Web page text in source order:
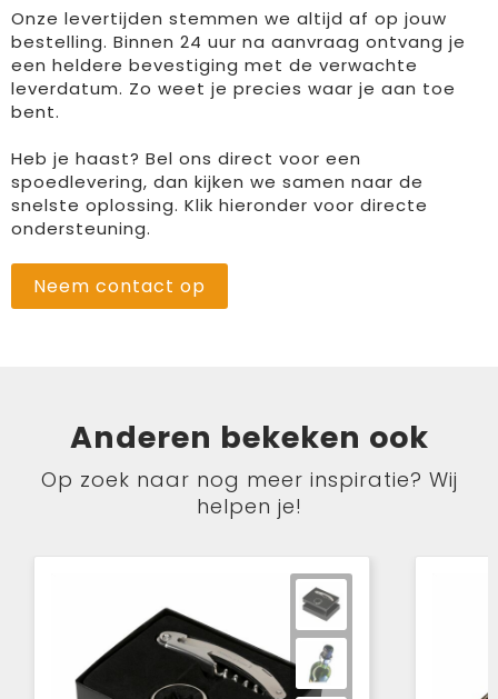
Onze levertijden stemmen we altijd af op jouw
bestelling. Binnen 24 uur na aanvraag ontvang je
een heldere bevestiging met de verwachte
leverdatum. Zo weet je precies waar je aan toe
bent.
Heb je haast? Bel ons direct voor een
spoedlevering, dan kijken we samen naar de
snelste oplossing. Klik hieronder voor directe
ondersteuning.
Neem contact op
Anderen bekeken ook
Op zoek naar nog meer inspiratie? Wij
helpen je!